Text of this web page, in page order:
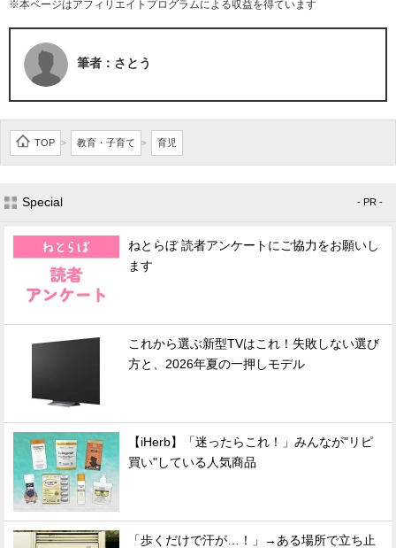
※本ページはアフィリエイトプログラムによる収益を得ています
筆者：さとう
TOP > 教育・子育て > 育児
Special - PR -
ねとらぼ 読者アンケートにご協力をお願いし
ます
これから選ぶ新型TVはこれ！失敗しない選び
方と、2026年夏の一押しモデル
【iHerb】「迷ったらこれ！」みんなが"リピ
買い"している人気商品
「歩くだけで汗が…！」→ある場所で立ち止